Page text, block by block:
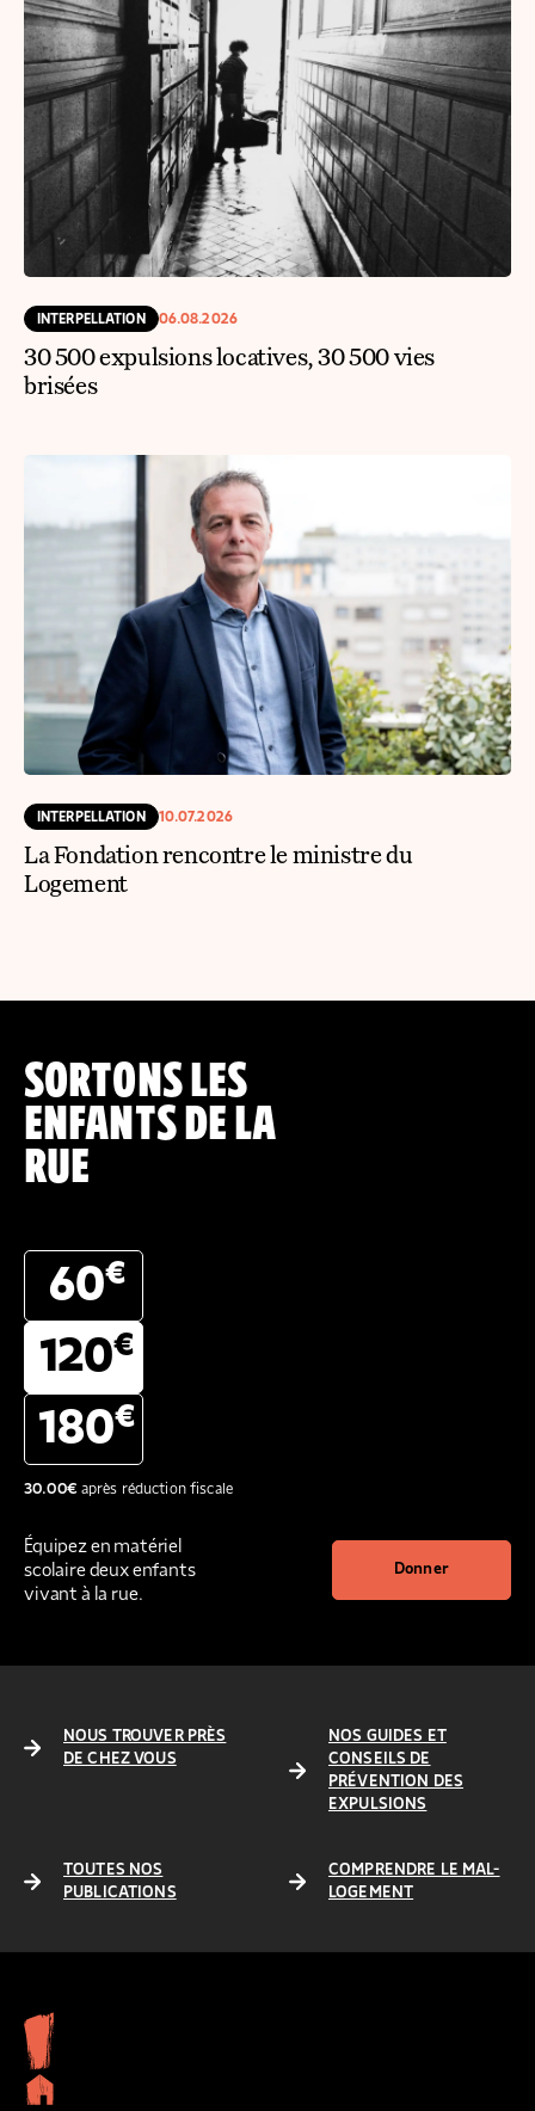
INTERPELLATION 06.08.2026
30 500 expulsions locatives, 30 500 vies
brisées
INTERPELLATION 10.07.2026
La Fondation rencontre le ministre du
Logement
SORTONS LES
ENFANTS DE LA
RUE
60€
120€
180€
30.00€après réduction fiscale
Équipez en matériel
scolaire deux enfants
vivant à la rue.
Donner
NOUS TROUVER PRÈS
DE CHEZ VOUS
NOS GUIDES ET
CONSEILS DE
PRÉVENTION DES
EXPULSIONS
TOUTES NOS
PUBLICATIONS
COMPRENDRE LE MAL-
LOGEMENT